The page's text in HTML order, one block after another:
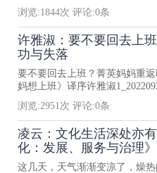
浏览:1844次 评论:0条
许雅淑：要不要回去上
功与失落
要不要回去上班？菁英妈妈重
妈想上班》译序许雅淑
浏览:2951次 评论:0条
凌云：文化生活深处亦
化：发展、服务与治理》
这几天，天气渐渐变凉了，燥